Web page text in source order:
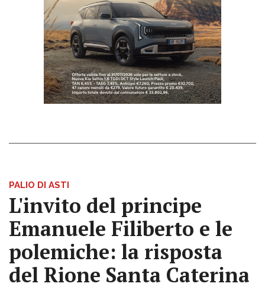
PALIO DI ASTI
L'invito del principe
Emanuele Filiberto e le
polemiche: la risposta
del Rione Santa Caterina